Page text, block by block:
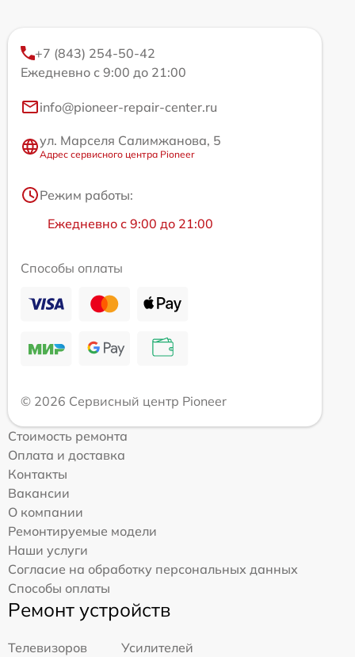
+7 (843) 254-50-42
Ежедневно с 9:00 до 21:00
info@pioneer-repair-center.ru
ул. Марселя Салимжанова, 5
Адрес сервисного центра Pioneer
Режим работы:
Ежедневно с 9:00 до 21:00
Способы оплаты
© 2026 Сервисный центр Pioneer
Стоимость ремонта
Оплата и доставка
Контакты
Вакансии
О компании
Ремонтируемые модели
Наши услуги
Согласие на обработку персональных данных
Способы оплаты
Ремонт устройств
Телевизоров
Усилителей